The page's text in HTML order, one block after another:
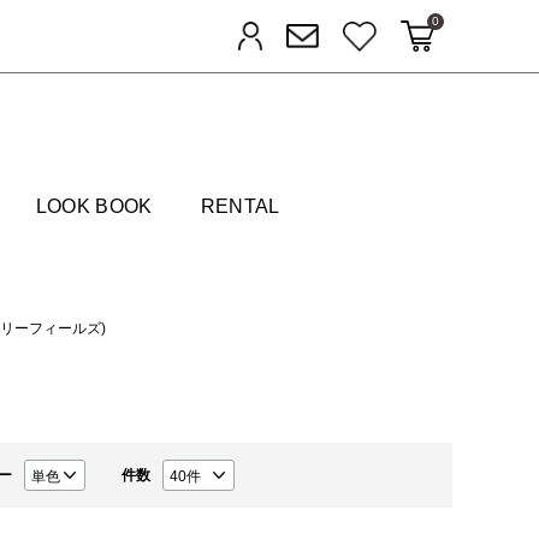
ログイン メルマガ登録お気に入りカートに入れる
0
LOOK BOOK RENTAL
ーフィールズ)
件数